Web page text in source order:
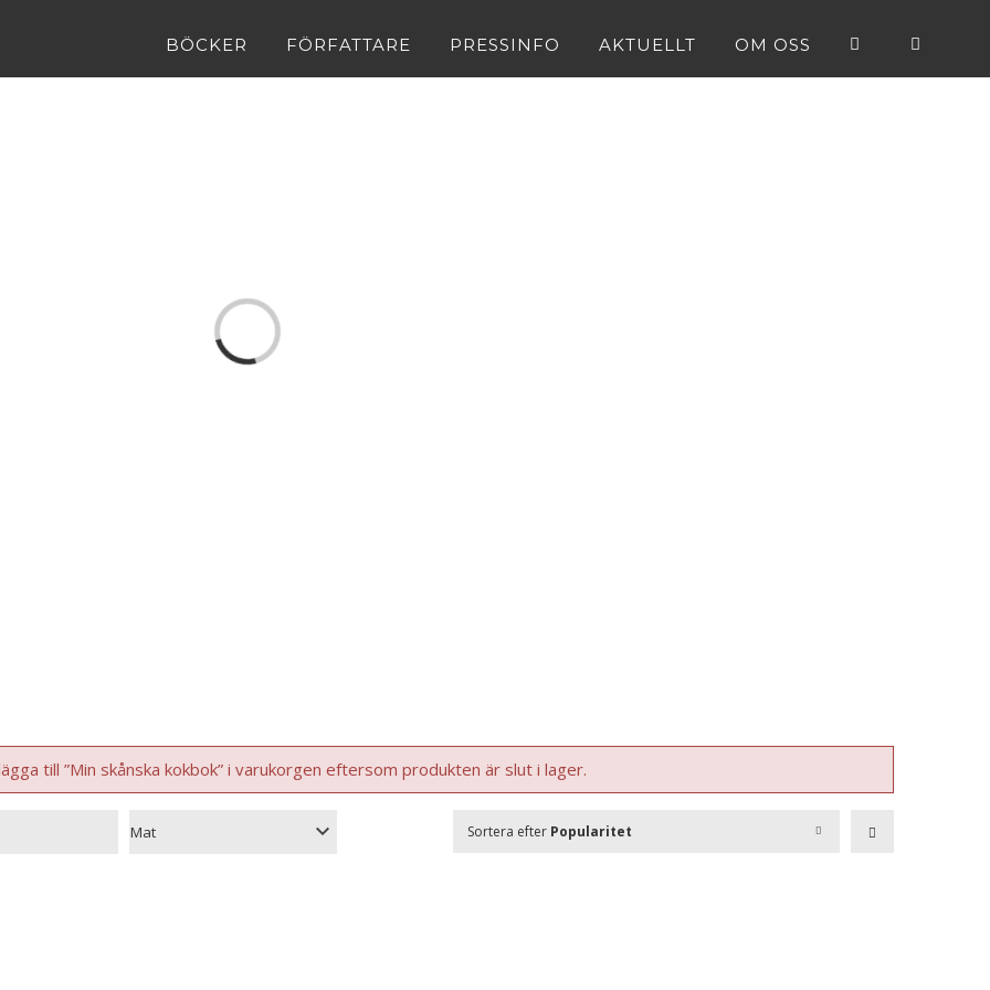
BÖCKER FÖRFATTARE PRESSINFO AKTUELLT OM OSS
Loading...
till ”Min skånska kokbok” i varukorgen eftersom produkten är slut i lager.
Sortera efter Popularitet